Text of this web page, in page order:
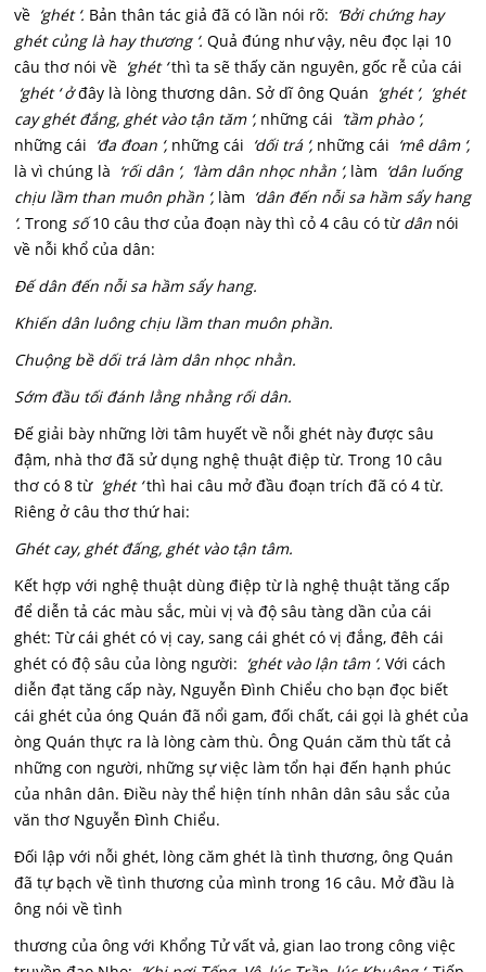
về ‘ghét ‘. Bản thân tác giả đã có lần nói rõ: ‘Bởi chứng hay
ghét củng là hay thương ‘. Quả đúng như vậy, nêu đọc lại 10
câu thơ nói về ‘ghét ‘thì ta sẽ thấy căn nguyên, gốc rễ của cái
‘ghét ‘ ởđây là lòng thương dân. Sở dĩ ông Quán ‘ghét ‘, ‘ghét
cay ghét đắng, ghét vào tận tăm ‘, những cái ‘tầm phào ‘,
những cái ‘đa đoan ‘, những cái ‘dối trá ‘, những cái ‘mê dâm ‘,
là vì chúng là ‘rối dân ‘, ‘làm dân nhọc nhằn ‘, làm ‘dân luống
chịu lầm than muôn phần ‘, làm ‘dân đến nỗi sa hầm sẩy hang
‘. Trong số10 câu thơ của đoạn này thì cỏ 4 câu có từ dân nói
về nỗi khổ của dân:
Đế dân đến nỗi sa hầm sẩy hang.
Khiến dân luông chịu lầm than muôn phần.
Chuộng bề dối trá làm dân nhọc nhằn.
Sớm đầu tối đánh lằng nhằng rối dân.
Đế giải bày những lời tâm huyết về nỗi ghét này được sâu
đậm, nhà thơ đã sử dụng nghệ thuật điệp từ. Trong 10 câu
thơ có 8 từ ‘ghét ‘thì hai câu mở đầu đoạn trích đã có 4 từ.
Riêng ở câu thơ thứ hai:
Ghét cay, ghét đấng, ghét vào tận tâm.
Kết hợp với nghệ thuật dùng điệp từ là nghệ thuật tăng cấp
để diễn tả các màu sắc, mùi vị và độ sâu tàng dần của cái
ghét: Từ cái ghét có vị cay, sang cái ghét có vị đắng, đêh cái
ghét có độ sâu của lòng người: ‘ghét vào lận tâm ‘. Với cách
diễn đạt tăng cấp này, Nguyễn Đình Chiểu cho bạn đọc biết
cái ghét của óng Quán đã nổi gam, đối chất, cái gọi là ghét của
òng Quán thực ra là lòng càm thù. Ông Quán căm thù tất cả
những con người, những sự việc làm tổn hại đến hạnh phúc
của nhân dân. Điều này thể hiện tính nhân dân sâu sắc của
văn thơ Nguyễn Đình Chiểu.
Đối lập với nỗi ghét, lòng căm ghét là tình thương, ông Quán
đã tự bạch về tình thương của mình trong 16 câu. Mở đầu là
ông nói về tình
thương của ông với Khổng Tử vất vả, gian lao trong công việc